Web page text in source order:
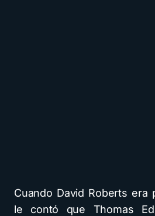
Cuando David Roberts era
le contó que Thomas